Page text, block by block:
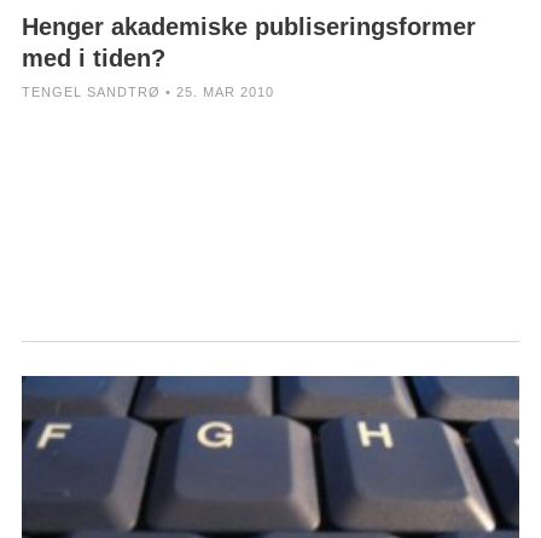
Henger akademiske publiseringsformer
med i tiden?
TENGEL SANDTRØ • 25. MAR 2010